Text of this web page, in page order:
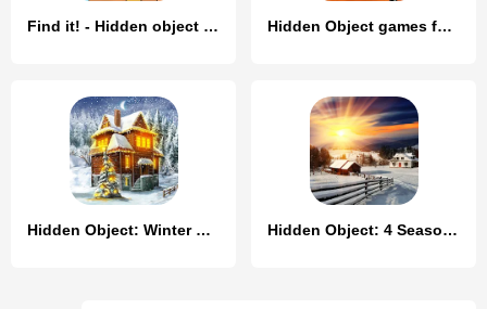
Find it! - Hidden object game Hidden Object games for kids
Hidden Object: Winter Wonder Hidden Object: 4 Seasons